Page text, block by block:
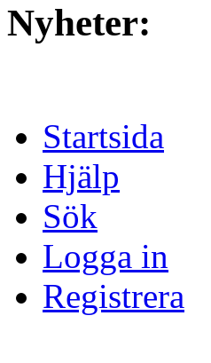
Nyheter:
Startsida
Hjälp
Sök
Logga in
Registrera